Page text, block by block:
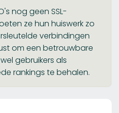
nog geen SSL-
ze hun huiswerk zo
verbindingen
om een betrouwbare
gebruikers als
rankings te behalen.